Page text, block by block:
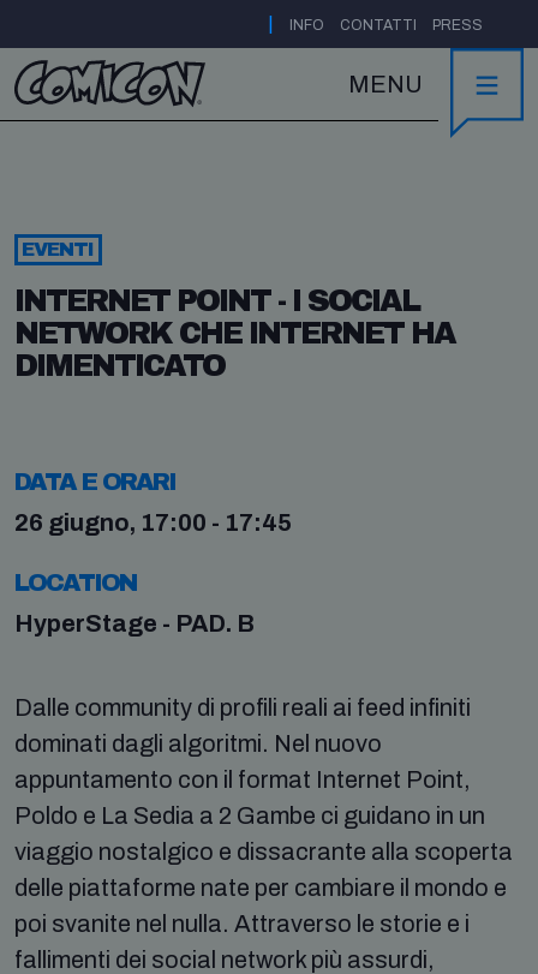
INFO CONTATTI PRESS
MENU
EVENTI
INTERNET POINT - I SOCIAL
NETWORK CHE INTERNET HA
DIMENTICATO
DATA E ORARI
26 giugno, 17:00 - 17:45
LOCATION
HyperStage - PAD. B
Dalle community di profili reali ai feed infiniti
dominati dagli algoritmi. Nel nuovo
appuntamento con il format Internet Point,
Poldo e La Sedia a 2 Gambe ci guidano in un
viaggio nostalgico e dissacrante alla scoperta
delle piattaforme nate per cambiare il mondo e
poi svanite nel nulla. Attraverso le storie e i
fallimenti dei social network più assurdi,